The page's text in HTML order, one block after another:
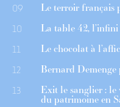
09 Le terroir français
10 La table 42,
11 Le chocolat à
12 Bernard Demenge
13 Exit le sanglier : le
du patrimoine en